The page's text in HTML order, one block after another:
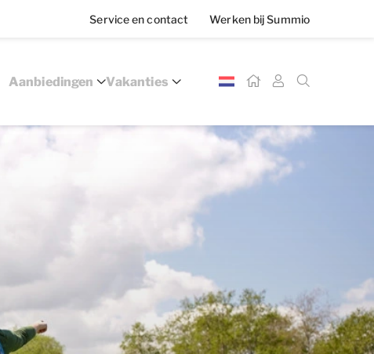
Service en contact Werken bij Summio
Aanbiedingen Vakanties